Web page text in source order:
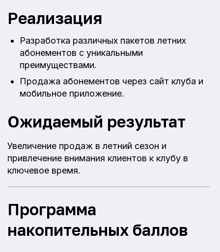
Реализация
Разработка различных пакетов летних
абонементов с уникальными
преимуществами.
Продажа абонементов через сайт клуба и
мобильное приложение.
Ожидаемый результат
Увеличение продаж в летний сезон и
привлечение внимания клиентов к клубу в
ключевое время.
Программа
накопительных баллов